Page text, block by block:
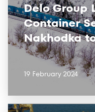
Delo Group
Container
Nakhodka
19 February 2024